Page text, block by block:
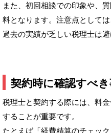
また、初回相談での印象や、
料となります。注意点として
過去の実績が乏しい税理士は避
契約時に確認すべ
税理士と契約する際には、料
することが重要です。
たとえば「経費精算のチェッ